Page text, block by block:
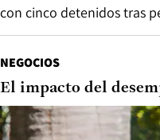
con cinco detenidos tras
NEGOCIOS
El impacto del